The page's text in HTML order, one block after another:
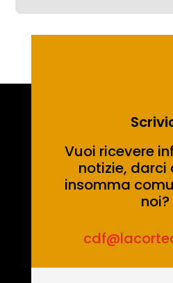
Vuoi ricevere
notizie, darci
insomma
noi?